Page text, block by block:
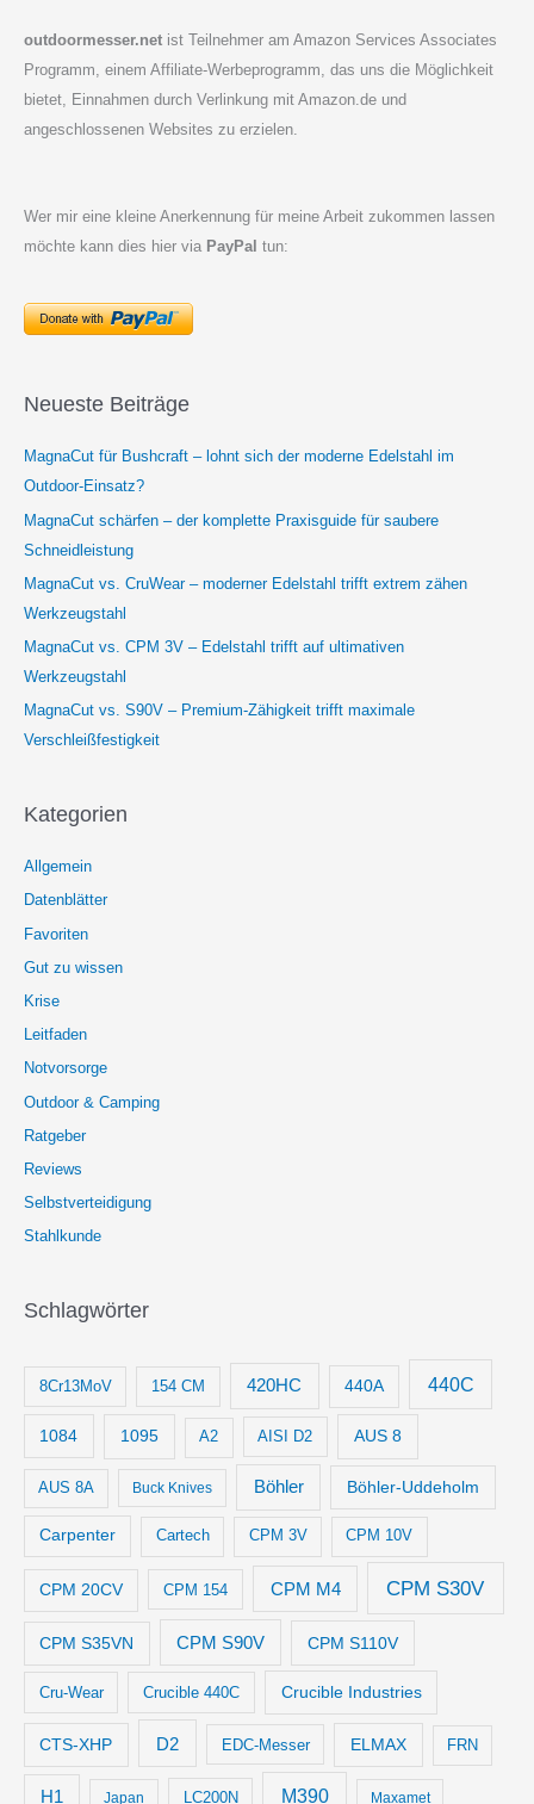
outdoormesser.netist Teilnehmer am Amazon Services Associates
Programm, einem Affiliate-Werbeprogramm, das uns die Möglichkeit
bietet, Einnahmen durch Verlinkung mit Amazon.de und
angeschlossenen Websites zu erzielen.
Wer mir eine kleine Anerkennung für meine Arbeit zukommen lassen
möchte kann dies hier via PayPal tun:
Neueste Beiträge
MagnaCut für Bushcraft – lohnt sich der moderne Edelstahl im
Outdoor-Einsatz?
MagnaCut schärfen – der komplette Praxisguide für saubere
Schneidleistung
MagnaCut vs. CruWear – moderner Edelstahl trifft extrem zähen
Werkzeugstahl
MagnaCut vs. CPM 3V – Edelstahl trifft auf ultimativen
Werkzeugstahl
MagnaCut vs. S90V – Premium-Zähigkeit trifft maximale
Verschleißfestigkeit
Kategorien
Allgemein
Datenblätter
Favoriten
Gut zu wissen
Krise
Leitfaden
Notvorsorge
Outdoor & Camping
Ratgeber
Reviews
Selbstverteidigung
Stahlkunde
Schlagwörter
8Cr13MoV 154 CM 420HC 440A 440C
1084 1095 A2 AISI D2 AUS 8
AUS 8A Buck Knives Böhler Böhler-Uddeholm
Carpenter Cartech CPM 3V CPM 10V
CPM 20CV CPM 154 CPM M4 CPM S30V
CPM S35VN CPM S90V CPM S110V
Cru-Wear Crucible 440C Crucible Industries
CTS-XHP D2 EDC-Messer ELMAX FRN
H1 Japan LC200N M390 Maxamet